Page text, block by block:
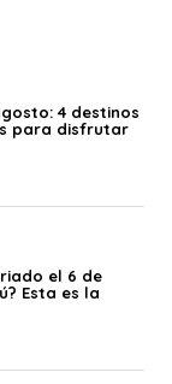
4 destinos
para disfrutar
el 6 de
Esta es la